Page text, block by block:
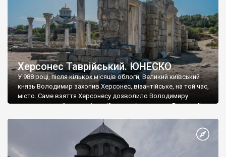
Херсонес Таврійський. ЮНЕСКО
У 988 році, після кількох місяців облоги, Великий київський
князь Володимир захопив Херсонес, візантійське, на той час,
місто. Саме взяття Херсонесу дозволило Володимиру
диктувати свої умови візантійському імператору Василю ІІ, та
Херсонесі Володимир-язичник, став Василем-християнином.
А потім було Хрещення Русі. На честь Херсонесу Таврійського